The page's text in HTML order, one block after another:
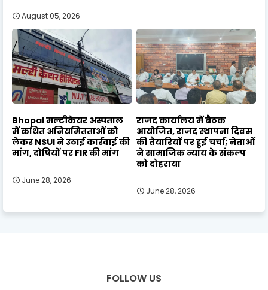
August 05, 2026
Bhopal मल्टीकेयर अस्पताल
में कथित अनियमितताओं को
लेकर NSUI ने उठाई कार्रवाई की
मांग, दोषियों पर FIR की मांग
June 28, 2026
राजद कार्यालय में बैठक
आयोजित, राजद स्थापना दिवस
की तैयारियों पर हुई चर्चा; नेताओं
ने सामाजिक न्याय के संकल्प
को दोहराया
June 28, 2026
FOLLOW US